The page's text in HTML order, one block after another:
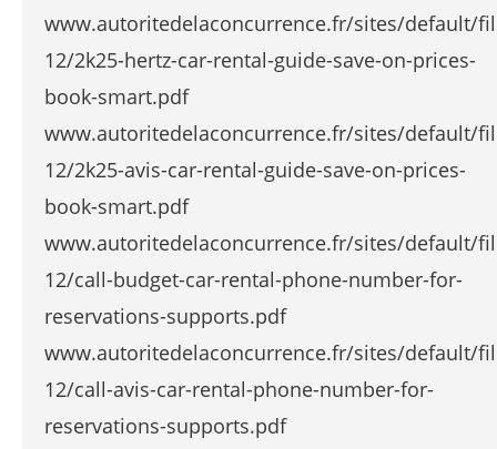
www.autoritedelaconcurrence.fr/sites/default/
12/2k25-hertz-car-rental-guide-save-on-prices-
book-smart.pdf
www.autoritedelaconcurrence.fr/sites/default/
12/2k25-avis-car-rental-guide-save-on-prices-
book-smart.pdf
www.autoritedelaconcurrence.fr/sites/default/
12/call-budget-car-rental-phone-number-for-
reservations-supports.pdf
www.autoritedelaconcurrence.fr/sites/default/
12/call-avis-car-rental-phone-number-for-
reservations-supports.pdf